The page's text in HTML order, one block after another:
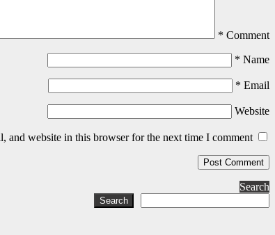
Comment
*
Name
*
Email
*
Website
and website in this browser for the next time I comment.
Search
Search